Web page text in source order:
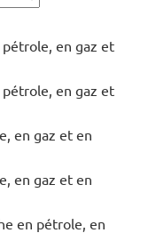
pétrole, en gaz et
pétrole, en gaz et
en gaz et en
en gaz et en
en pétrole, en